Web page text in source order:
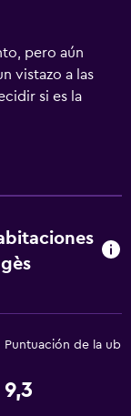
pero aún
vistazo a las
si es la
Puntuación de la
9,3